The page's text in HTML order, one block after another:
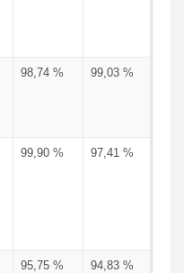
98,74 % 99,03 %
99,90 % 97,41 %
95,75 % 94,83 %